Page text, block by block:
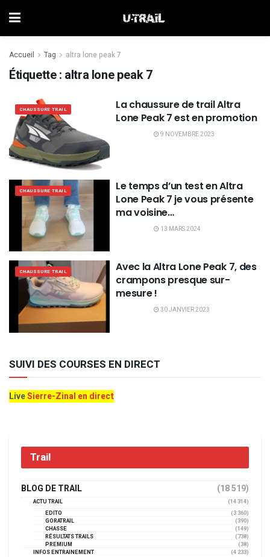
Accueil Tag altra lone peak 7
Étiquette : altra lone peak 7
CHAUSSURE TRAIL
La chaussure de trail Altra
Lone Peak 7 est en promotion
9 NOVEMBRE 2023
CHAUSSURE TRAIL
Le temps d’un test en Altra
Lone Peak 7 je vous présente
ma voisine…
13 MARS 2024
CHAUSSURE TRAIL
Avec la Altra Lone Peak 7, des
crampons presque sur-
mesure !
30 JANVIER 2023
SUIVI DES COURSES EN DIRECT
LiveSierre-Zinal en direct
Trail
BLOG DE TRAIL (18 519)
ACTU TRAIL
(14 314)
EDITO
(3 360)
GORATRAIL
(390)
CHASSE
(149)
RÉSULTATS TRAILS
(738)
PREMIUM
(38)
INFOS ENTRAINEMENT
(4 233)